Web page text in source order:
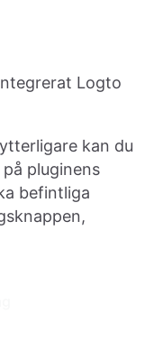
Logto
kan du
pluginens
befintliga